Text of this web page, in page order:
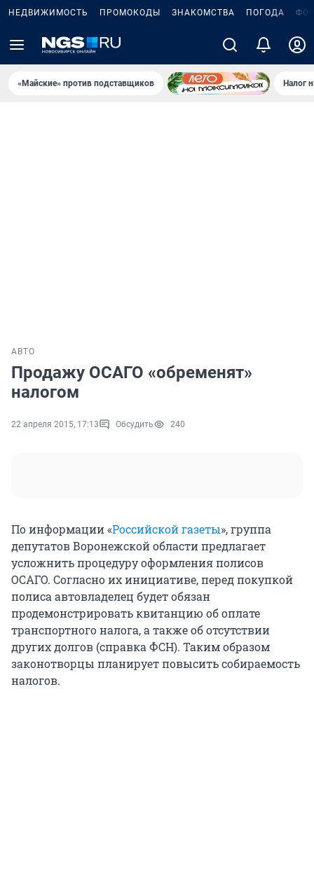
НЕДВИЖИМОСТЬ ПРОМОКОДЫ ЗНАКОМСТВА ПОГОДА
«Майские» против подставщиков Налог
АВТО
Продажу ОСАГО «обременят»
налогом
22 апреля 2015, 17:13 Обсудить 240
По информации «Российской газеты», группа
депутатов Воронежской области предлагает
усложнить процедуру оформления полисов
ОСАГО. Согласно их инициативе, перед покупкой
полиса автовладелец будет обязан
продемонстрировать квитанцию об оплате
транспортного налога, а также об отсутствии
других долгов (справка ФСН). Таким образом
законотворцы планирует повысить собираемость
налогов.